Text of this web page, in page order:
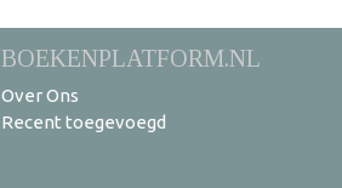
BOEKENPLATFORM.NL
Over Ons
Recent toegevoegd